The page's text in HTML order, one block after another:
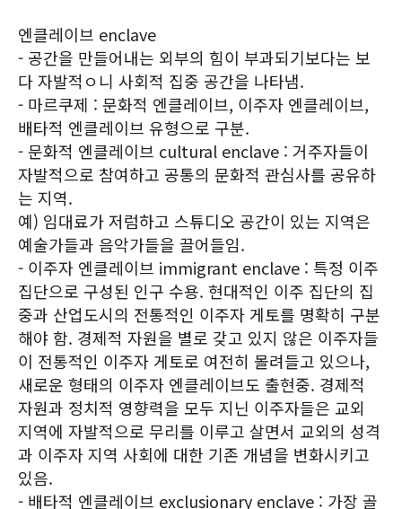
엔클레이브 enclave
- 공간을 만들어내는 외부의 힘이 부과되기보다는 보
다 자발적ㅇ니 사회적 집중 공간을 나타냄.
- 마르쿠제 : 문화적 엔클레이브, 이주자 엔클레이브,
배타적 엔클레이브 유형으로 구분.
- 문화적 엔클레이브 cultural enclave : 거주자들이
자발적으로 참여하고 공통의 문화적 관심사를 공유하
는 지역.
예) 임대료가 저럼하고 스튜디오 공간이 있는 지역은
예술가들과 음악가들을 끌어들임.
- 이주자 엔클레이브 immigrant enclave : 특정 이주
집단으로 구성된 인구 수용. 현대적인 이주 집단의 집
중과 산업도시의 전통적인 이주자 게토를 명확히 구분
해야 함. 경제적 자원을 별로 갖고 있지 않은 이주자들
이 전통적인 이주자 게토로 여전히 몰려들고 있으나,
새로운 형태의 이주자 엔클레이브도 출현중. 경제적
자원과 정치적 영향력을 모두 지닌 이주자들은 교외
지역에 자발적으로 무리를 이루고 살면서 교외의 성격
과 이주자 지역 사회에 대한 기존 개념을 변화시키고
있음.
- 배타적 엔클레이브 exclusionary enclave : 가장 골